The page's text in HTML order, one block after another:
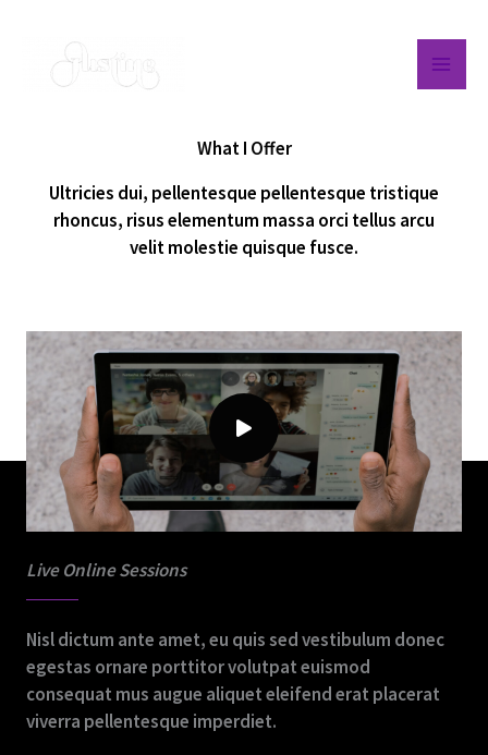
contenu
What I Offer
Ultricies dui, pellentesque pellentesque tristique
rhoncus, risus elementum massa orci tellus arcu
velit molestie quisque fusce.
Live Online Sessions
Nisl dictum ante amet, eu quis sed vestibulum donec
egestas ornare porttitor volutpat euismod
consequat mus augue aliquet eleifend erat placerat
viverra pellentesque imperdiet.